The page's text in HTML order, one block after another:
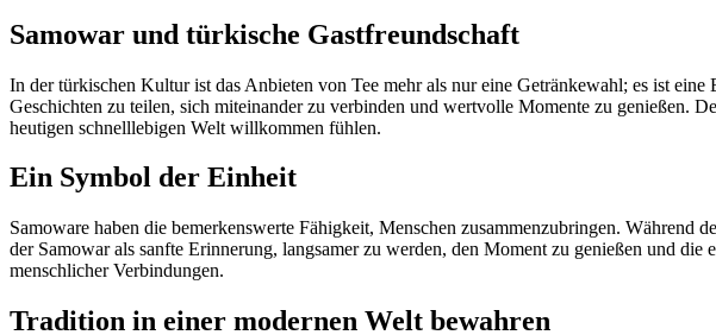
Samowar und türkische Gastfreundschaft
In der türkischen Kultur ist das Anbieten von Tee mehr als nur eine Getränkewahl; es ist
Geschichten zu teilen, sich miteinander zu verbinden und wertvolle Momente zu genießen.
heutigen schnelllebigen Welt willkommen fühlen.
Ein Symbol der Einheit
Samoware haben die bemerkenswerte Fähigkeit, Menschen zusammenzubringen.
der Samowar als sanfte Erinnerung, langsamer zu werden, den Moment zu genießen und
menschlicher Verbindungen.
Tradition in einer modernen Welt bewahren